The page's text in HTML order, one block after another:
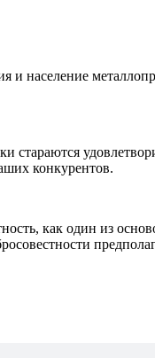
и население
стараются
конкурентов.
как один из